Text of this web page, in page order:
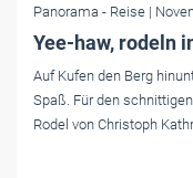
Panorama - Reise |
Yee-haw, rodeln
Auf Kufen den Berg
Spaß. Für den
Rodel von Christoph